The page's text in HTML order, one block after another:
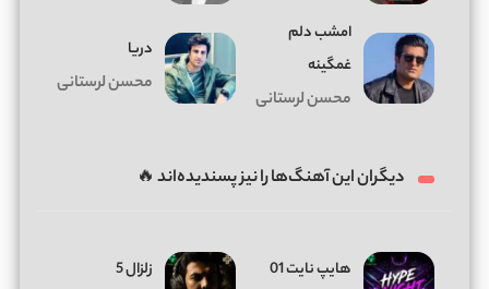
امشب دلم
غمگینه
محسن لرستانی
دریا
محسن لرستانی
دیگران این آهنگ‌ها را نیز پسندیده‌اند 🔥
هایپ نایت 01 زلزال 5